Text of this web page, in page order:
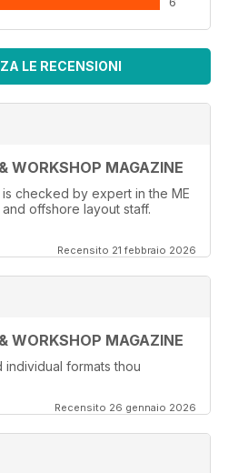
LE RECENSIONI
WORKSHOP MAGAZINE
checked by expert in the ME
offshore layout staff.
Recensito 21 febbraio 2026
WORKSHOP MAGAZINE
individual formats thou
Recensito 26 gennaio 2026